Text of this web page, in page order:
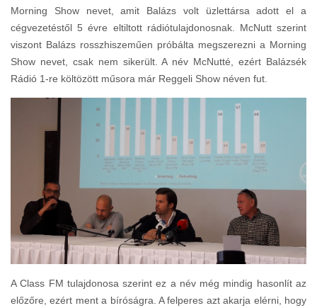
Morning Show nevet, amit Balázs volt üzlettársa adott el a
cégvezetéstől 5 évre eltiltott rádiótulajdonosnak. McNutt szerint
viszont Balázs rosszhiszeműen próbálta megszerezni a Morning
Show nevet, csak nem sikerült. A név McNutté, ezért Balázsék
Rádió 1-re költözött műsora már Reggeli Show néven fut.
A Class FM tulajdonosa szerint ez a név még mindig hasonlít az
előzőre, ezért ment a bíróságra. A felperes azt akarja elérni, hogy